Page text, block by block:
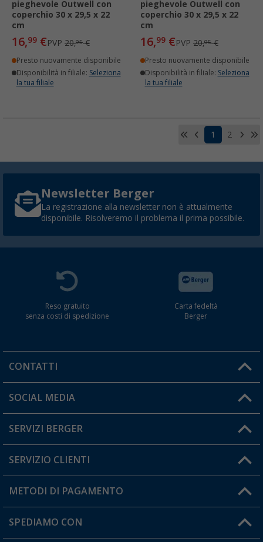
pieghevole Outwell con
coperchio 30 x 29,5 x 22
cm
16,99 €PVP 20,95€
Presto nuovamente disponibile
Disponibilità in filiale: Seleziona
la tua filiale
pieghevole Outwell con
coperchio 30 x 29,5 x 22
cm
16,99 €PVP 20,95€
Presto nuovamente disponibile
Disponibilità in filiale: Seleziona
la tua filiale
1 2
Newsletter Berger
La registrazione alla newsletter non è attualmente
disponibile. Risolveremo il problema il prima possibile.
Reso gratuito
senza costi di spedizione
Carta fedeltà
Berger
CONTATTI
Orari di apertura del servizio:
Hai una domanda?
SOCIAL MEDIA
SERVIZI BERGER
Diventare rivenditori
Il mio Account
Carta fedeltà Berger
SERVIZIO CLIENTI
Informazioni sulla spedizione
Resi
METODI DI PAGAMENTO
SPEDIAMO CON